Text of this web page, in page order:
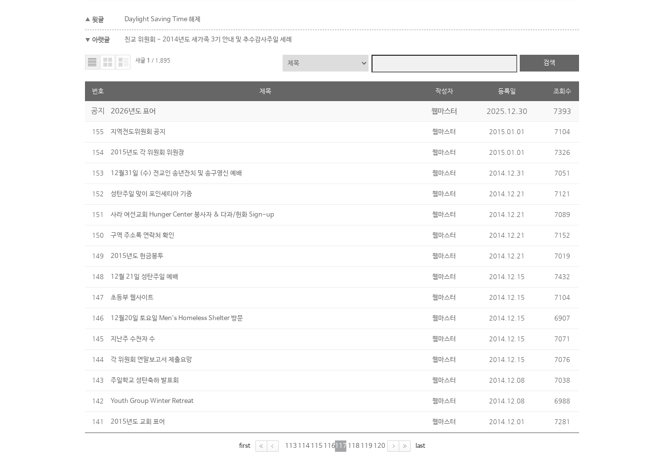
윗글 Daylight Saving Time 해제
아랫글 친교 위원회 - 2014년도 새가족 3기 안내 및 추수감사주일 세례
새글 1 / 1,895 검색
번호 제목 작성자 등록일 조회수
공지 2026년도 표어 웹마스터 2025.12.30 7393
155 지역전도위원회 공지 웹마스터 2015.01.01 7104
154 2015년도 각 위원회 위원장 웹마스터 2015.01.01 7326
153 12월31일 (수) 전교인 송년잔치 및 송구영신 예배 웹마스터 2014.12.31 7051
152 성탄주일 맞이 포인세티아 기증 웹마스터 2014.12.21 7121
151 사라 여선교회 Hunger Center 봉사자 & 다과/헌화 Sign-up 웹마스터 2014.12.21 7089
150 구역 주소록 연락처 확인 웹마스터 2014.12.21 7152
149 2015년도 헌금봉투 웹마스터 2014.12.21 7019
148 12월 21일 성탄주일 예배 웹마스터 2014.12.15 7432
147 초등부 웹사이트 웹마스터 2014.12.15 7104
146 12월20일 토요일 Men's Homeless Shelter 방문 웹마스터 2014.12.15 6907
145 지난주 수찬자 수 웹마스터 2014.12.15 7071
144 각 위원회 연말보고서 제출요망 웹마스터 2014.12.15 7076
143 주일학교 성탄축하 발표회 웹마스터 2014.12.08 7038
142 Youth Group Winter Retreat 웹마스터 2014.12.08 6988
141 2015년도 교회 표어 웹마스터 2014.12.01 7281
first 113 114 115 116117 118 119 120 last